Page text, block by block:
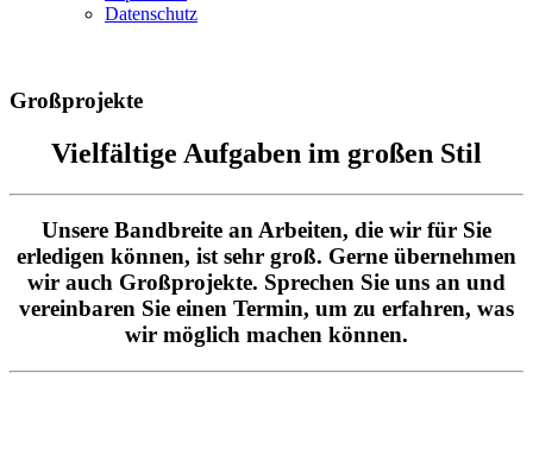
Datenschutz
Großprojekte
Vielfältige Aufgaben im großen Stil
Unsere Bandbreite an Arbeiten, die wir für Sie
erledigen können, ist sehr groß. Gerne übernehmen
wir auch Großprojekte. Sprechen Sie uns an und
vereinbaren Sie einen Termin, um zu erfahren, was
wir möglich machen können.